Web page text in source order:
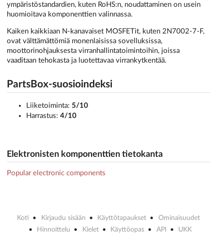
ympäristöstandardien, kuten RoHS:n, noudattaminen on usein
huomioitava komponenttien valinnassa.
Kaiken kaikkiaan N-kanavaiset MOSFETit, kuten 2N7002-7-F,
ovat välttämättömiä monenlaisissa sovelluksissa,
moottorinohjauksesta virranhallintatoimintoihin, joissa
vaaditaan tehokasta ja luotettavaa virrankytkentää.
PartsBox-suosioindeksi
Liiketoiminta: 5/10
Harrastus: 4/10
Elektronisten komponenttien tietokanta
Popular electronic components
Koti Kirjaudu sisään Käyttötapaukset
Ominaisuudet
Hinnoittelu
Kielet Käyttöopas API UKK